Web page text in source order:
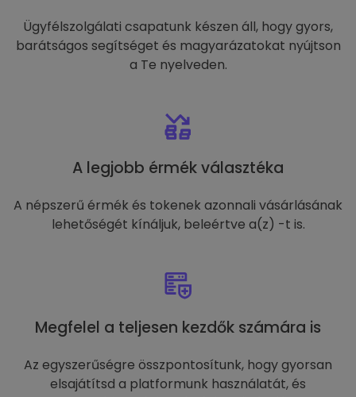
Ügyfélszolgálati csapatunk készen áll, hogy gyors,
barátságos segítséget és magyarázatokat nyújtson
a Te nyelveden.
A legjobb érmék választéka
A népszerű érmék és tokenek azonnali vásárlásának
lehetőségét kínáljuk, beleértve a(z) -t is.
Megfelel a teljesen kezdők számára is
Az egyszerűségre összpontosítunk, hogy gyorsan
elsajátítsd a platformunk használatát, és